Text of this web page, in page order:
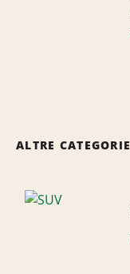
ALTRE CATEGORIE